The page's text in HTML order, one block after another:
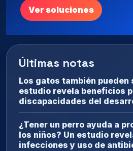
Ver soluciones
Últimas notas
Los gatos también pueden
estudio revela beneficios
discapacidades del
¿Tener un perro ayuda a
los niños? Un estudio
infecciones y uso de